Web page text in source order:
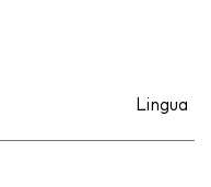
Lingua